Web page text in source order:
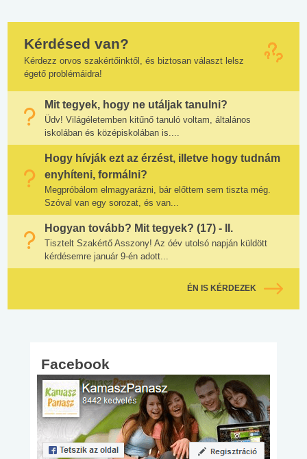
Kérdésed van?
Kérdezz orvos szakértőinktől, és biztosan választ lelsz
égető problémáidra!
Mit tegyek, hogy ne utáljak tanulni?
Üdv! Világéletemben kitűnő tanuló voltam, általános
iskolában és középiskolában is....
Hogy hívják ezt az érzést, illetve hogy tudnám
enyhíteni, formálni?
Megpróbálom elmagyarázni, bár előttem sem tiszta még.
Szóval van egy sorozat, és van...
Hogyan tovább? Mit tegyek? (17) - II.
Tisztelt Szakértő Asszony! Az óév utolsó napján küldött
kérdésemre január 9-én adott...
ÉN IS KÉRDEZEK
Facebook